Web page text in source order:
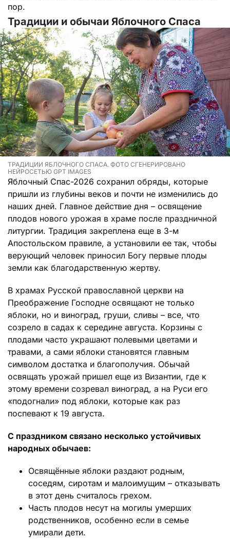
пор.
Традиции и обычаи Яблочного Спаса
ТРАДИЦИИ ЯБЛОЧНОГО СПАСА. ФОТО СГЕНЕРИРОВАНО
НЕЙРОСЕТЬЮ GPT IMAGES
Яблочный Спас-2026 сохранил обряды, которые
пришли из глубины веков и почти не изменились до
наших дней. Главное действие дня – освящение
плодов нового урожая в храме после праздничной
литургии. Традиция закреплена еще в 3-м
Апостольском правиле, а установили ее так, чтобы
верующий человек приносил Богу первые плоды
земли как благодарственную жертву.
В храмах Русской православной церкви на
Преображение Господне освящают не только
яблоки, но и виноград, груши, сливы – все, что
созрело в садах к середине августа. Корзины с
плодами часто украшают полевыми цветами и
травами, а сами яблоки становятся главным
символом достатка и благополучия. Обычай
освящать урожай пришел еще из Византии, где к
этому времени созревал виноград, а на Руси его
«подогнали» под яблоки, которые как раз
поспевают к 19 августа.
С праздником связано несколько устойчивых
народных обычаев:
Освящённые яблоки раздают родным,
соседям, сиротам и малоимущим – отказывать
в этот день считалось грехом.
Часть плодов несут на могилы умерших
родственников, особенно если в семье
умирали дети.